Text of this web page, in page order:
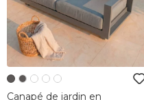
Canapé de jardin en